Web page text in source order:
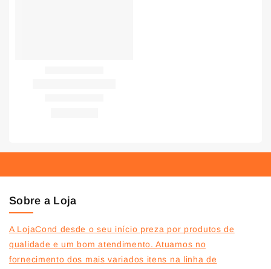
Sobre a Loja
A LojaCond desde o seu início preza por produtos de
qualidade e um bom atendimento. Atuamos no
fornecimento dos mais variados itens na linha de